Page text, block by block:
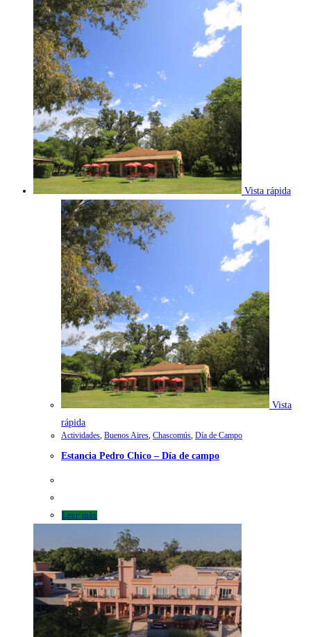
Vista rápida
Vista
rápida
Actividades Buenos Aires Chascomús Día de Campo
Estancia Pedro Chico – Día de campo
Leer más